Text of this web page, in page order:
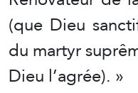
(que Dieu
du martyr
Dieu l’agrée). »